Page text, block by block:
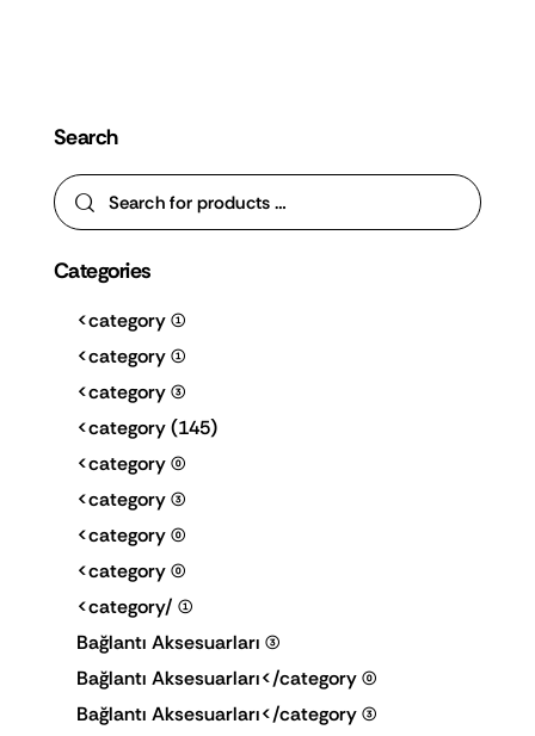
Search
Categories
<category(1)
<category(1)
<category(3)
<category(145)
<category(0)
<category(3)
<category(0)
<category(0)
<category/ (1)
Bağlantı Aksesuarları (3)
Bağlantı Aksesuarları</category(0)
Bağlantı Aksesuarları</category(3)